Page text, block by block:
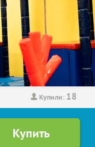
Купили: 18